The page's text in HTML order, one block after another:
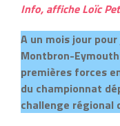
Info, affiche Loïc
A un mois jour
Montbron-
premières forces
du championnat
challenge régional